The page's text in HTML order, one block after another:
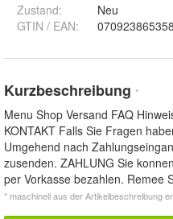
Zustand:
Neu
GTIN / EAN:
Kurzbeschreibung *
Menu Shop Versand FAQ
KONTAKT Falls Sie Fragen
Umgehend nach
zusenden. ZAHLUNG Sie
per Vorkasse bezahlen. Remee
* maschinell aus der Artikelbeschreibung